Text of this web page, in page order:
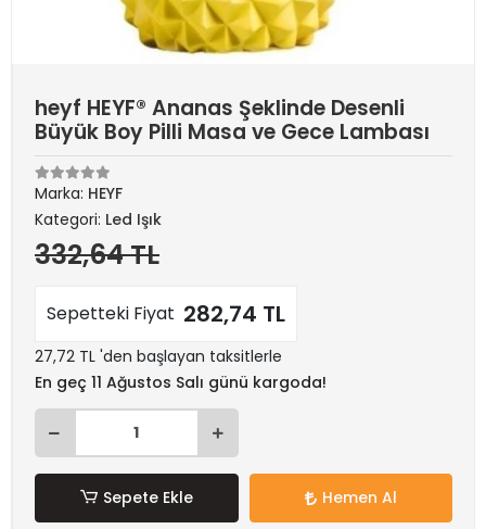
heyf HEYF® Ananas Şeklinde Desenli
Büyük Boy Pilli Masa ve Gece Lambası
Marka: HEYF
Kategori: Led Işık
332,64 TL
Sepetteki Fiyat 282,74 TL
27,72 TL 'den başlayan taksitlerle
En geç 11 Ağustos Salı günü kargoda!
Sepete Ekle Hemen Al